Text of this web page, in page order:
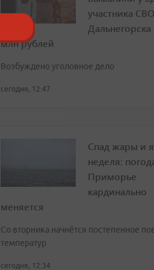
участника
Дальнегорска
млн рублей
Возбуждено уголовное дело
сегодня, 12:47
Спад жары и
неделя:
Приморье
кардинально
меняется
Со вторника начнётся постепенное
температур
сегодня, 12:34